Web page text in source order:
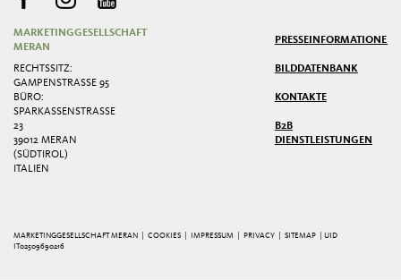
MARKETINGGESELLSCHAFT
MERAN
RECHTSSITZ:
GAMPENSTRASSE 95
BÜRO:
SPARKASSENSTRASSE 2
3
39012 MERAN
(SÜDTIROL)
ITALIEN
PRESSEINFORMATIONEN
BILDDATENBANK
KONTAKTE
B2B
DIENSTLEISTUNGEN
MARKETINGGESELLSCHAFT MERAN | COOKIES IMPRESSUM PRIVACY |SITEMAP
| UID
IT02509690216